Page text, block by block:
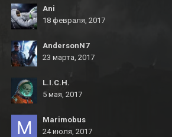
Ani
18 февраля, 2017
AndersonN7
23 марта, 2017
L.I.C.H.
5 мая, 2017
Marimobus
24 июля, 2017